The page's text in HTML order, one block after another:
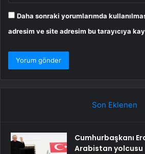
Daha sonraki yorumlarımda
adresim ve site adresim bu tarayıcıya
Son Eklenen
Cumhurbaşkanı
Arabistan yolcusu